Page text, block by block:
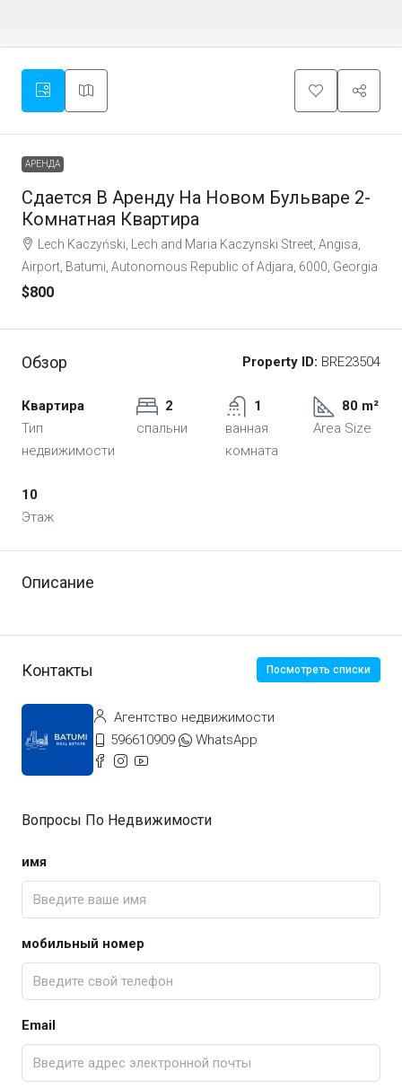
АРЕНДА
Сдается В Аренду На Новом Бульваре 2-
Комнатная Квартира
Lech Kaczyński, Lech and Maria Kaczynski Street, Angisa,
Airport, Batumi, Autonomous Republic of Adjara, 6000, Georgia
$800
Обзор Property ID: BRE23504
Квартира
Тип
недвижимости
2
спальни
1
ванная
комната
80 m²
Area Size
10
Этаж
Описание
Контакты Посмотреть списки
Агентство недвижимости
596610909
WhatsApp
Вопросы По Недвижимости
имя
мобильный номер
Email